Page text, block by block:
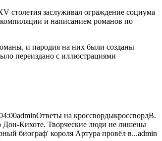
столетия заслуживал ограждение социума
компиляции и написанием романов по
и пародия на них были созданы
переиздано с иллюстрациями
adminОтветы на кроссвордыкроссвордВ.
Дон-Кихоте. Творческие люди не лишены
биограф' короля Артура провёл в...admin